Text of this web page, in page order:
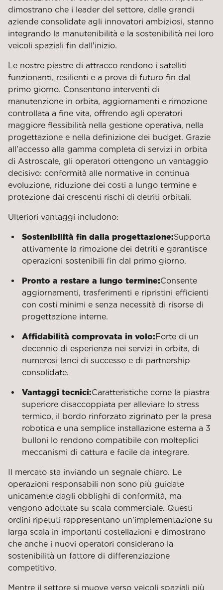
dimostrano che i leader del settore, dalle grandi
aziende consolidate agli innovatori ambiziosi, stanno
integrando la manutenibilità e la sostenibilità nei loro
veicoli spaziali fin dall'inizio.
Le nostre piastre di attracco rendono i satelliti
funzionanti, resilienti e a prova di futuro fin dal
primo giorno. Consentono interventi di
manutenzione in orbita, aggiornamenti e rimozione
controllata a fine vita, offrendo agli operatori
maggiore flessibilità nella gestione operativa, nella
progettazione e nella definizione dei budget. Grazie
all'accesso alla gamma completa di servizi in orbita
di Astroscale, gli operatori ottengono un vantaggio
decisivo: conformità alle normative in continua
evoluzione, riduzione dei costi a lungo termine e
protezione dai crescenti rischi di detriti orbitali.
Ulteriori vantaggi includono:
Sostenibilità fin dalla progettazione:Supporta
attivamente la rimozione dei detriti e garantisce
operazioni sostenibili fin dal primo giorno.
Pronto a restare a lungo termine:Consente
aggiornamenti, trasferimenti e ripristini efficienti
con costi minimi e senza necessità di risorse di
progettazione interne.
Affidabilità comprovata in volo:Forte di un
decennio di esperienza nei servizi in orbita, di
numerosi lanci di successo e di partnership
consolidate.
Vantaggi tecnici:Caratteristiche come la piastra
superiore disaccoppiata per alleviare lo stress
termico, il bordo rinforzato zigrinato per la presa
robotica e una semplice installazione esterna a 3
bulloni lo rendono compatibile con molteplici
meccanismi di cattura e facile da integrare.
Il mercato sta inviando un segnale chiaro. Le
operazioni responsabili non sono più guidate
unicamente dagli obblighi di conformità, ma
vengono adottate su scala commerciale. Questi
ordini ripetuti rappresentano un'implementazione su
larga scala in importanti costellazioni e dimostrano
che anche i nuovi operatori considerano la
sostenibilità un fattore di differenziazione
competitivo.
Mentre il settore si muove verso veicoli spaziali più